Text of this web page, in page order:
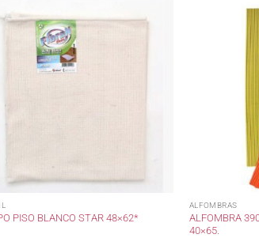
PISO BLANCO STAR 48×62*
ALFOMBRAS
ALFOMBRA
40×65.